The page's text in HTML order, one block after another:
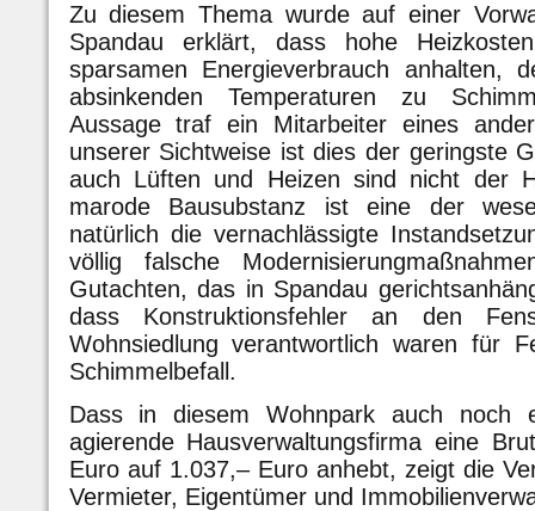
Zu diesem Thema wurde auf einer
Spandau erklärt, dass hohe
sparsamen Energieverbrauch anhalten,
absinkenden Temperaturen zu
Aussage traf ein Mitarbeiter eines
unserer Sichtweise ist dies der geringste
auch Lüften und Heizen sind nicht der
marode Bausubstanz ist eine der
natürlich die vernachlässigte
völlig falsche
Gutachten, das in Spandau
dass Konstruktionsfehler an den
Wohnsiedlung verantwortlich waren für
Schimmelbefall.
Dass in diesem Wohnpark auch noch
agierende Hausverwaltungsfirma eine
Euro auf 1.037,– Euro anhebt, zeigt die
Vermieter, Eigentümer und